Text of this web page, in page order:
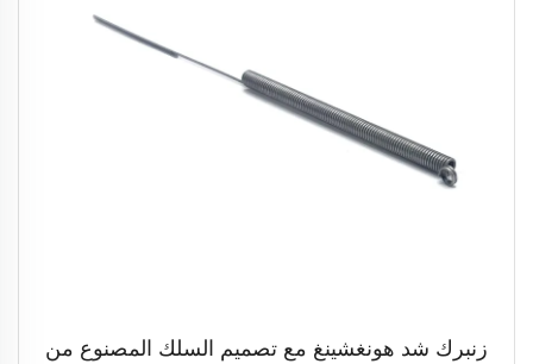
زنبرك شد هونغشينغ مع تصميم السلك المصنوع من